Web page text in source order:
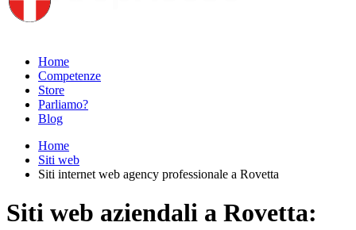
Home
Competenze
Store
Parliamo?
Blog
Home
Siti web
Siti internet web agency professionale a Rovetta
Siti web aziendali a Rovetta: